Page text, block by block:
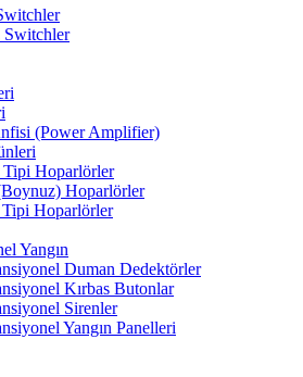
Switchler
(Power Amplifier)
Hoparlörler
Hoparlörler
Tipi Hoparlörler
Yangın
Duman Dedektörler
Kırbas Butonlar
Sirenler
Yangın Panelleri